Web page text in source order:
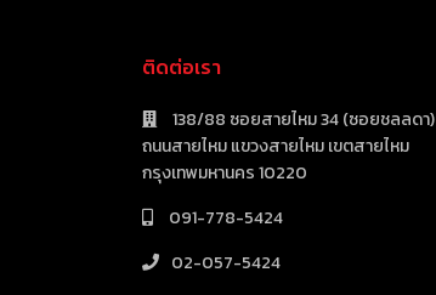
ติดต่อเรา
138/88 ซอยสายไหม 34 (ซอยชลลดา)
ถนนสายไหม แขวงสายไหม เขตสายไหม
กรุงเทพมหานคร 10220
091-778-5424
02-057-5424